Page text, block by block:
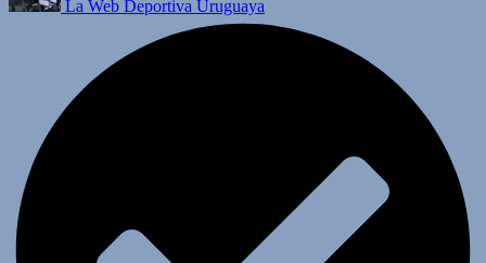
La Web Deportiva Uruguaya